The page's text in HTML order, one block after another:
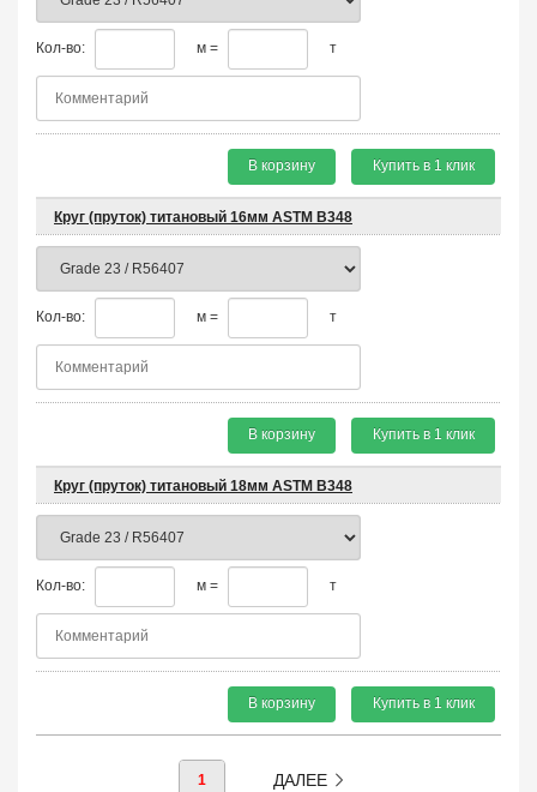
Кол-во: м = т
В корзину Купить в 1 клик
Круг (пруток) титановый 16мм ASTM B348
Кол-во: м = т
В корзину Купить в 1 клик
Круг (пруток) титановый 18мм ASTM B348
Кол-во: м = т
В корзину Купить в 1 клик
1 ДАЛЕЕ